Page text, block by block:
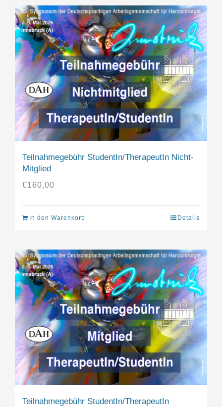
Teilnahmegebühr StudentIn/TherapeutIn Nicht-
Mitglied
€160,00
In den Warenkorb Details
Teilnahmegebühr StudentIn/TherapeutIn